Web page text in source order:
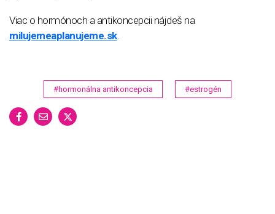
Viac o hormónoch a antikoncepcii nájdeš na
milujemeaplanujeme.sk.
#hormonálna antikoncepcia #estrogén